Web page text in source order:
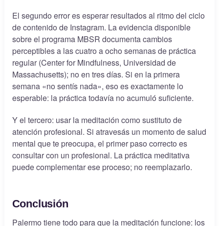
El segundo error es esperar resultados al ritmo del ciclo
de contenido de Instagram. La evidencia disponible
sobre el programa MBSR documenta cambios
perceptibles a las cuatro a ocho semanas de práctica
regular (Center for Mindfulness, Universidad de
Massachusetts); no en tres días. Si en la primera
semana «no sentís nada», eso es exactamente lo
esperable: la práctica todavía no acumuló suficiente.
Y el tercero: usar la meditación como sustituto de
atención profesional. Si atravesás un momento de salud
mental que te preocupa, el primer paso correcto es
consultar con un profesional. La práctica meditativa
puede complementar ese proceso; no reemplazarlo.
Conclusión
Palermo tiene todo para que la meditación funcione: los